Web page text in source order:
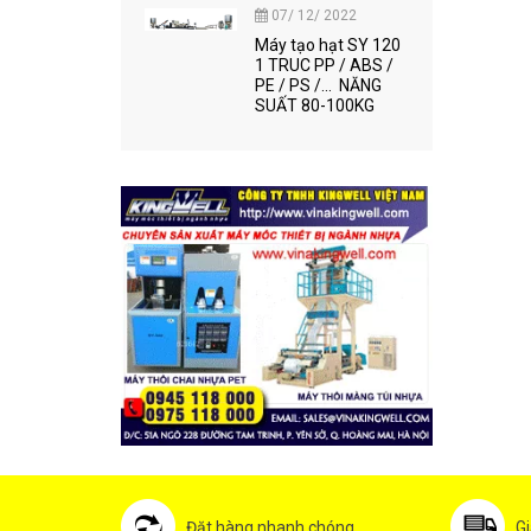
07/ 12/ 2022
Máy tạo hạt SY 120
1 TRUC PP / ABS /
PE / PS /... NĂNG
SUẤT 80-100KG
Đặt hàng nhanh chóng